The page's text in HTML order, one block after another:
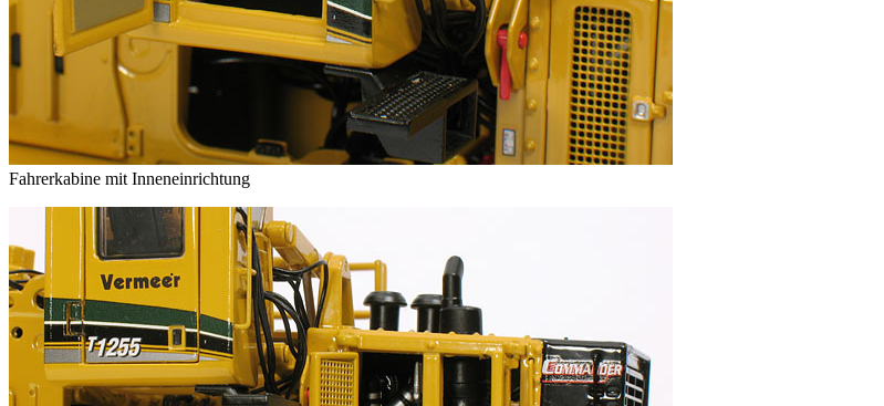
Fahrerkabine mit Inneneinrichtung